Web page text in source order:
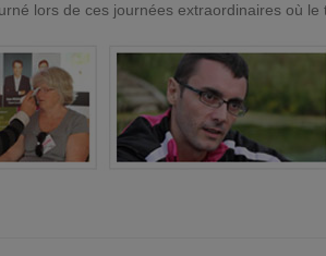
lors de ces journées extraordinaires où